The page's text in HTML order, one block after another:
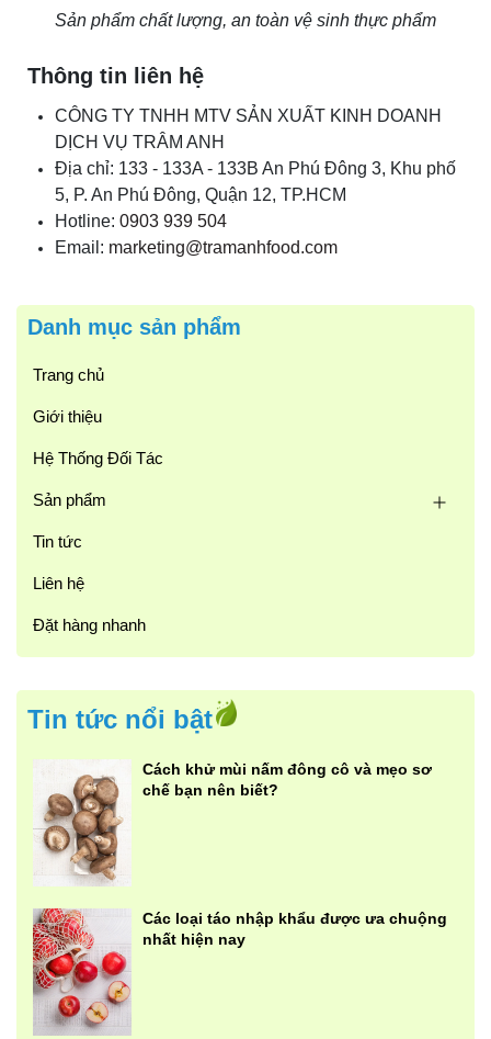
Sản phẩm chất lượng, an toàn vệ sinh thực phẩm
Thông tin liên hệ
CÔNG TY TNHH MTV SẢN XUẤT KINH DOANH
DỊCH VỤ TRÂM ANH
Địa chỉ: 133 - 133A - 133B An Phú Đông 3, Khu phố
5, P. An Phú Đông, Quận 12, TP.HCM
Hotline: 0903 939 504
Email: marketing@tramanhfood.com
Danh mục sản phẩm
Trang chủ
Giới thiệu
Hệ Thống Đối Tác
Sản phẩm
Tin tức
Liên hệ
Đặt hàng nhanh
Tin tức nổi bật
Cách khử mùi nấm đông cô và mẹo sơ
chế bạn nên biết?
Các loại táo nhập khẩu được ưa chuộng
nhất hiện nay